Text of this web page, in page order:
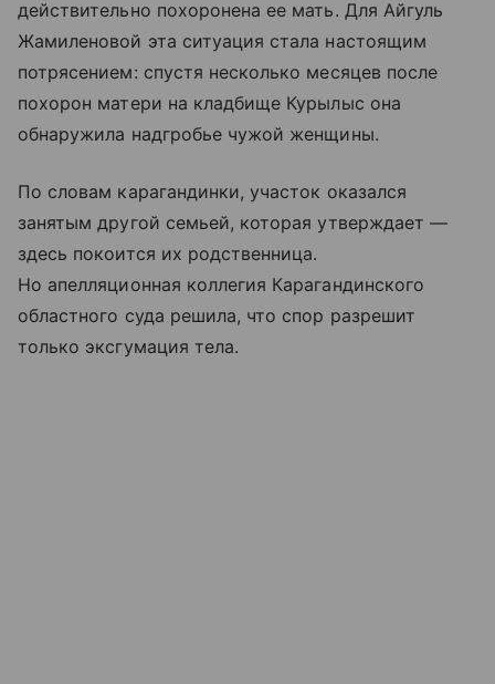
действительно похоронена ее мать. Для Айгуль
Жамиленовой эта ситуация стала настоящим
потрясением: спустя несколько месяцев после
похорон матери на кладбище Курылыс она
обнаружила надгробье чужой женщины.
По словам карагандинки, участок оказался
занятым другой семьей, которая утверждает —
здесь покоится их родственница.
Но апелляционная коллегия Карагандинского
областного суда решила, что спор разрешит
только эксгумация тела.